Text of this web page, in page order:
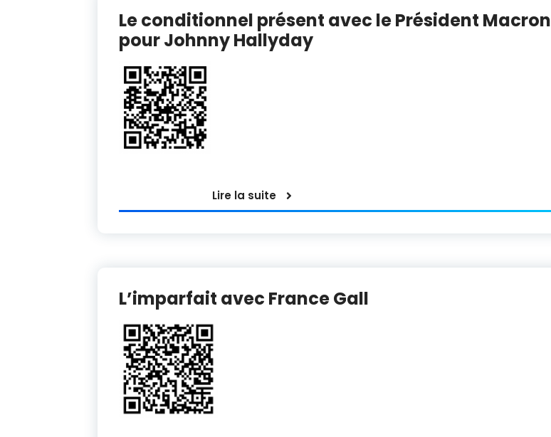
Le conditionnel présent avec le Président Macron
pour Johnny Hallyday
Lire la suite
L’imparfait avec France Gall